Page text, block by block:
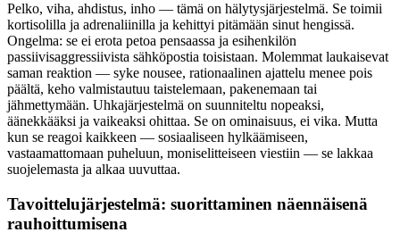
Pelko, viha, ahdistus, inho — tämä on hälytysjärjestelmä. Se toimii
kortisolilla ja adrenaliinilla ja kehittyi pitämään sinut hengissä.
Ongelma: se ei erota petoa pensaassa ja esihenkilön
passiivisaggressiivista sähköpostia toisistaan. Molemmat laukaisevat
saman reaktion — syke nousee, rationaalinen ajattelu menee pois
päältä, keho valmistautuu taistelemaan, pakenemaan tai
jähmettymään. Uhkajärjestelmä on suunniteltu nopeaksi,
äänekkääksi ja vaikeaksi ohittaa. Se on ominaisuus, ei vika. Mutta
kun se reagoi kaikkeen — sosiaaliseen hylkäämiseen,
vastaamattomaan puheluun, moniselitteiseen viestiin — se lakkaa
suojelemasta ja alkaa uuvuttaa.
Tavoittelujärjestelmä: suorittaminen näennäisenä
rauhoittumisena